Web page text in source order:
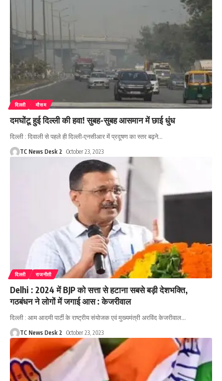
दिल्ली मौसम
दमघोंटू हुई दिल्ली की हवा! सुबह-सुबह आसमान में छाई धुंध
दिल्ली : दिवाली से पहले ही दिल्ली-एनसीआर में प्रदूषण का स्तर बढ़ने…
TC News Desk 2 October 23, 2023
दिल्ली राजनीती
Delhi : 2024 में BJP को सत्ता से हटाना सबसे बड़ी देशभक्ति,
गठबंधन ने लोगों में जगाई आस : केजरीवाल
दिल्ली : आम आदमी पार्टी के राष्ट्रीय संयोजक एवं मुख्यमंत्री अरविंद केजरीवाल…
TC News Desk 2 October 23, 2023